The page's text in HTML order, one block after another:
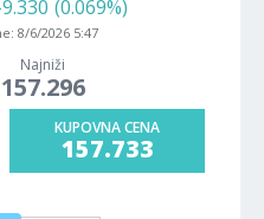
(0.069%)
8/6/2026 5:47
Najniži
157.296
KUPOVNA CENA
157.733